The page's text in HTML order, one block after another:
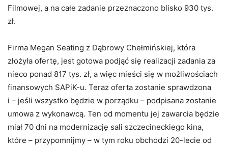
Filmowej, a na całe zadanie przeznaczono blisko 930 tys.
zł.
Firma Megan Seating z Dąbrowy Chełmińskiej, która
złożyła ofertę, jest gotowa podjąć się realizacji zadania za
nieco ponad 817 tys. zł, a więc mieści się w możliwościach
finansowych SAPiK-u. Teraz oferta zostanie sprawdzona
i – jeśli wszystko będzie w porządku – podpisana zostanie
umowa z wykonawcą. Ten od momentu jej zawarcia będzie
miał 70 dni na modernizację sali szczecineckiego kina,
które – przypomnijmy – w tym roku obchodzi 20-lecie od